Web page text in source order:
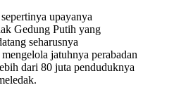
upayanya
Gedung Putih yang
seharusnya
jatuhnya perabadan
dari 80 juta penduduknya